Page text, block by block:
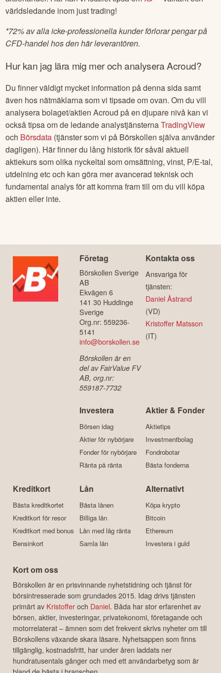
världsledande inom just trading!
*72% av alla icke-professionella kunder förlorar pengar på
CFD-handel hos den här leverantören.
Hur kan jag lära mig mer och analyseraAcroud?
Du finner väldigt mycket information på denna sida samt
även hos nätmäklarna som vi tipsade om ovan. Om du vill
analysera bolaget/aktienAcroud på en djupare nivå kan vi
också tipsa om de ledande analystjänsternaTradingView
och Börsdata (tjänster som vi på Börskollen själva använder
dagligen). Här finner du lång historik för såväl aktuell
aktiekurs som olika nyckeltal som omsättning, vinst, P/E-tal,
utdelning etc och kan göra mer avancerad teknisk och
fundamental analys för att komma fram till om du vill köpa
aktien eller inte.
Företag
Börskollen Sverige
AB
Ekvägen 6
141 30 Huddinge
Sverige
Org.nr: 559236-
5141
info@borskollen.se
Börskollen är en
del av FairValue FV
AB, org.nr:
559187-7732
Kontakta oss
Ansvariga för
tjänsten:
Daniel Åstrand
(VD)
Kristoffer Matsson
(IT)
Investera
Börsen idag
Aktier för nybörjare
Fonder för nybörjare
Ränta på ränta
Aktier & Fonder
Aktietips
Investmentbolag
Fondrobotar
Bästa fonderna
Kreditkort
Bästa kreditkortet
Kreditkort för resor
Kreditkort med bonus
Bensinkort
Lån
Bästa lånen
Billiga lån
Lån med låg ränta
Samla lån
Alternativt
Köpa krypto
Bitcoin
Ethereum
Investera i guld
Kort om oss
Börskollen är en prisvinnande nyhetstidning och tjänst för
börsintresserade som grundades 2015. Idag drivs tjänsten
primärt av Kristofferoch Daniel. Båda har stor erfarenhet av
börsen, aktier, investeringar, privatekonomi, företagande och
motorrelaterat – ämnen som det frekvent skrivs nyheter om till
Börskollens växande skara läsare. Nyhetsappen som finns
tillgänglig, kostnadsfritt, har under åren laddats ner
hundratusentals gånger och med ett användarbetyg som är